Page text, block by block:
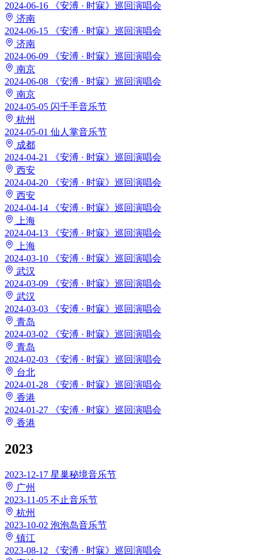
2024-06-16
《安溥 · 时寐》巡回演唱会
济南
2024-06-15
《安溥 · 时寐》巡回演唱会
济南
2024-06-09
《安溥 · 时寐》巡回演唱会
南京
2024-06-08
《安溥 · 时寐》巡回演唱会
南京
2024-05-05 闪千手音乐节
杭州
2024-05-01 仙人掌音乐节
成都
2024-04-21
《安溥 · 时寐》巡回演唱会
西安
2024-04-20
《安溥 · 时寐》巡回演唱会
西安
2024-04-14
《安溥 · 时寐》巡回演唱会
上海
2024-04-13
《安溥 · 时寐》巡回演唱会
上海
2024-03-10
《安溥 · 时寐》巡回演唱会
武汉
2024-03-09
《安溥 · 时寐》巡回演唱会
武汉
2024-03-03
《安溥 · 时寐》巡回演唱会
青岛
2024-03-02
《安溥 · 时寐》巡回演唱会
青岛
2024-02-03
《安溥 · 时寐》巡回演唱会
台北
2024-01-28
《安溥 · 时寐》巡回演唱会
香港
2024-01-27
《安溥 · 时寐》巡回演唱会
香港
2023
2023-12-17 星巢秘境音乐节
广州
2023-11-05 不止音乐节
杭州
2023-10-02 泡泡岛音乐节
镇江
2023-08-12
《安溥 · 时寐》巡回演唱会